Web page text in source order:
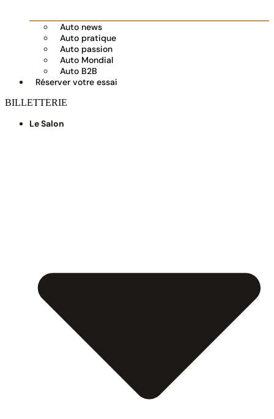
Auto news
Auto pratique
Auto passion
Auto Mondial
Auto B2B
Réserver votre essai
BILLETTERIE
Le Salon